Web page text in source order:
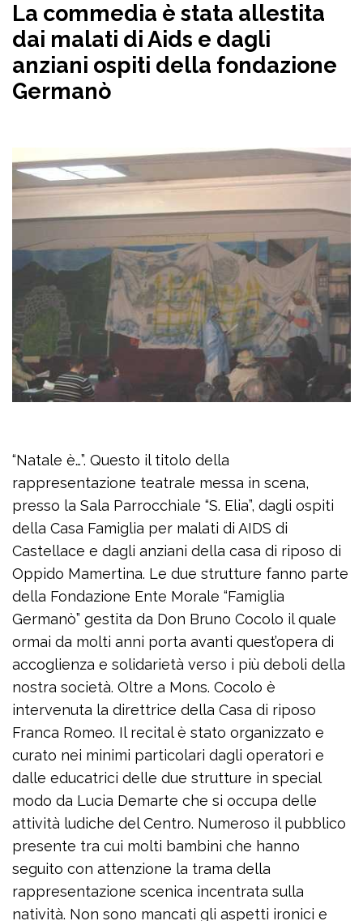
La commedia è stata allestita
dai malati di Aids e dagli
anziani ospiti della fondazione
Germanò
“Natale è…”. Questo il titolo della
rappresentazione teatrale messa in scena,
presso la Sala Parrocchiale “S. Elia”, dagli ospiti
della Casa Famiglia per malati di AIDS di
Castellace e dagli anziani della casa di riposo di
Oppido Mamertina. Le due strutture fanno parte
della Fondazione Ente Morale “Famiglia
Germanò” gestita da Don Bruno Cocolo il quale
ormai da molti anni porta avanti quest’opera di
accoglienza e solidarietà verso i più deboli della
nostra società. Oltre a Mons. Cocolo è
intervenuta la direttrice della Casa di riposo
Franca Romeo. Il recital è stato organizzato e
curato nei minimi particolari dagli operatori e
dalle educatrici delle due strutture in special
modo da Lucia Demarte che si occupa delle
attività ludiche del Centro. Numeroso il pubblico
presente tra cui molti bambini che hanno
seguito con attenzione la trama della
rappresentazione scenica incentrata sulla
natività. Non sono mancati gli aspetti ironici e